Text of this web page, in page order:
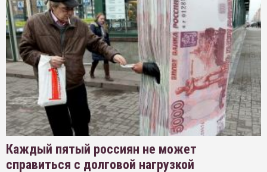
Каждый пятый россиян не может
справиться с долговой нагрузкой